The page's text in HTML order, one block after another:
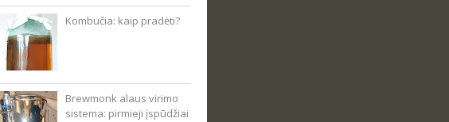
Kombučia: kaip pradėti?
Brewmonk alaus virimo
sistema: pirmieji įspūdžiai